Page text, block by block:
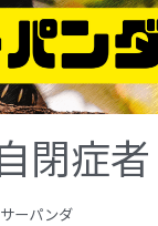
閉症者
ーパンダ